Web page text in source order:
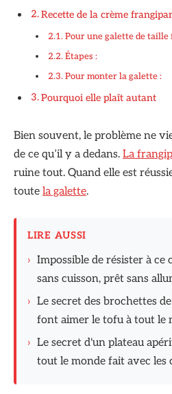
Recette de la crème
Pour une galette de
Étapes :
Pour monter la galette :
Pourquoi elle plaît autant
Bien souvent, le problème ne
de ce qu’il y a dedans. La
ruine tout. Quand elle est
toute la galette.
LIRE AUSSI
› Impossible de résister à ce
sans cuisson, prêt sans
› Le secret des brochettes
font aimer le tofu à tout le
› Le secret d'un plateau
tout le monde fait avec les